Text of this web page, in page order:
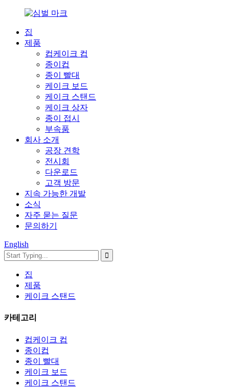
집
제품
컵케이크 컵
종이컵
종이 빨대
케이크 보드
케이크 스탠드
케이크 상자
종이 접시
부속품
회사 소개
공장 견학
전시회
다운로드
고객 방문
지속 가능한 개발
소식
자주 묻는 질문
문의하기
English
집
제품
케이크 스탠드
카테고리
컵케이크 컵
종이컵
종이 빨대
케이크 보드
케이크 스탠드